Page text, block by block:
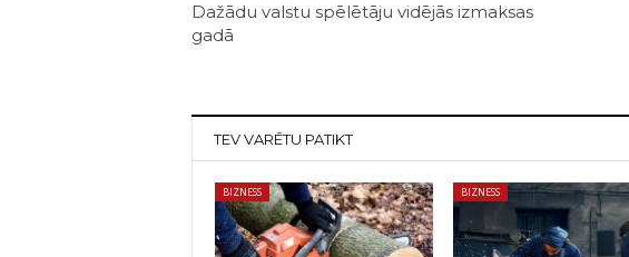
Dažādu valstu spēlētāju vidējās izmaksas
gadā
TEV VARĒTU PATIKT
BIZNESS BIZNESS